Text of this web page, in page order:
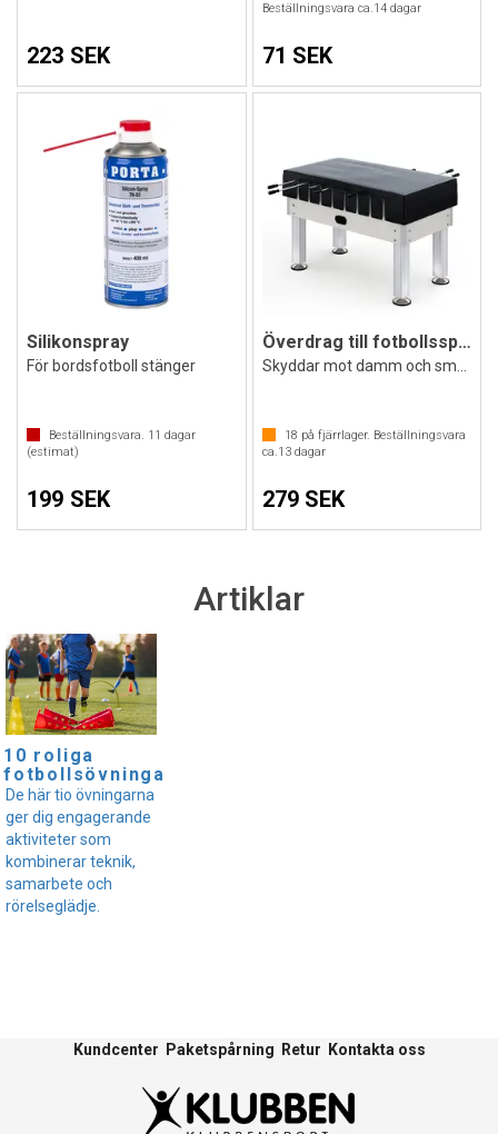
223 SEK
Beställningsvara ca.14dagar
71 SEK
Silikonspray
För bordsfotboll stänger
Beställningsvara. 11 dagar
(estimat)
199 SEK
Överdrag till fotbollsspel
18 på fjärrlager. Beställningsvara
ca.13dagar
279 SEK
Artiklar
10 roliga
fotbollsövningar
De här tio övningarna
ger dig engagerande
aktiviteter som
kombinerar teknik,
samarbete och
rörelseglädje.
Kundcenter Paketspårning Retur Kontakta oss